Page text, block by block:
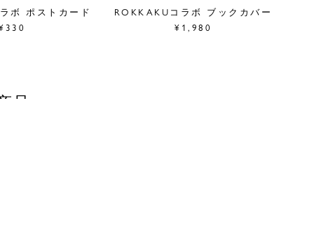
ボ ポストカード
ROKKAKUコラボ ブックカバー
¥1,980
品